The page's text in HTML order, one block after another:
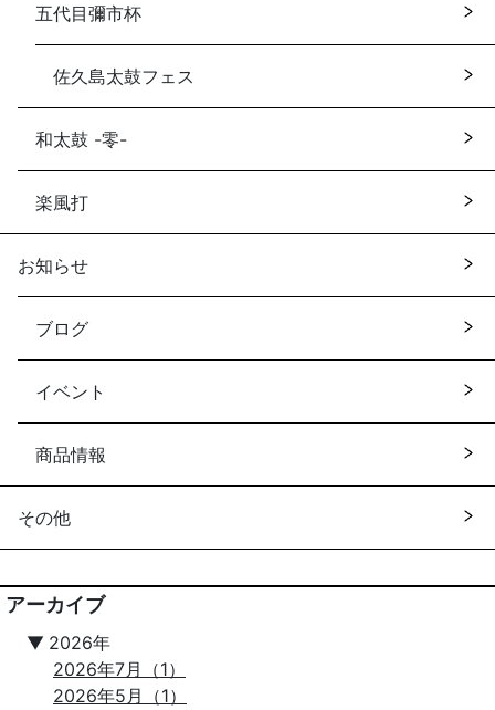
五代目彌市杯
佐久島太鼓フェス
和太鼓 -零-
楽風打
お知らせ
ブログ
イベント
商品情報
その他
アーカイブ
▼ 2026年
2026年7月（1）
2026年5月（1）